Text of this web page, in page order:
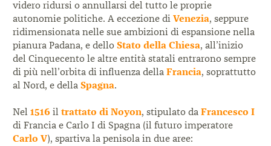
videro ridursi o annullarsi del tutto le proprie
autonomie politiche. A eccezione di Venezia, seppure
ridimensionata nelle sue ambizioni di espansione nella
pianura Padana, e dello Stato della Chiesa, all’inizio
del Cinquecento le altre entità statali entrarono sempre
di più nell’orbita di influenza della Francia, soprattutto
al Nord, e della Spagna.
Nel 1516 il trattato di Noyon, stipulato da Francesco I
di Francia e Carlo I di Spagna (il futuro imperatore
Carlo V), spartiva la penisola in due aree: